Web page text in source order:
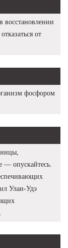
восстановлении
от
фосфором
— опускайтесь.
Улан-Удэ